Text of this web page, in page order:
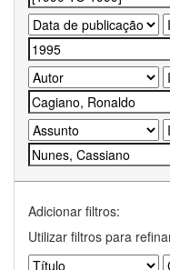
Adicionar filtros:
Utilizar filtros para